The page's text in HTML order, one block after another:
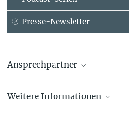
Presse-Newsletter
Ansprechpartner
Max-Planck-Institut für
Weitere Informationen